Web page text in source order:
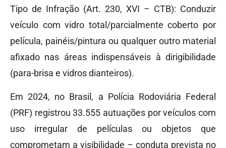
Tipo de Infração (Art. 230, XVI – CTB): Conduzir
veículo com vidro total/parcialmente coberto por
película, painéis/pintura ou qualquer outro material
afixado nas áreas indispensáveis à dirigibilidade
(para-brisa e vidros dianteiros).
Em 2024, no Brasil, a Polícia Rodoviária Federal
(PRF) registrou 33.555 autuações por veículos com
uso irregular de películas ou objetos que
comprometam a visibilidade – conduta prevista no